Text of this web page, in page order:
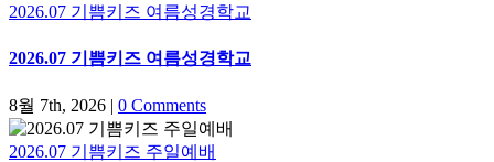
2026.07 기쁨키즈 여름성경학교
2026.07 기쁨키즈 여름성경학교
8월 7th, 2026 | 0 Comments
2026.07 기쁨키즈 주일예배